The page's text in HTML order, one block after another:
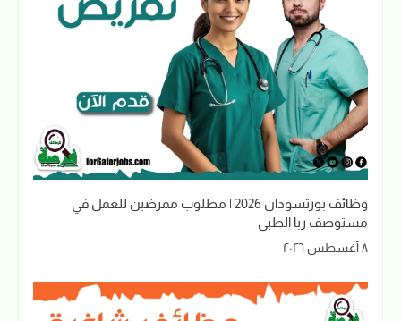
وظائف بورتسودان 2026 | مطلوب ممرضين للعمل في
مستوصف ربا الطبي
٨ أغسطس ٢٠٢٦